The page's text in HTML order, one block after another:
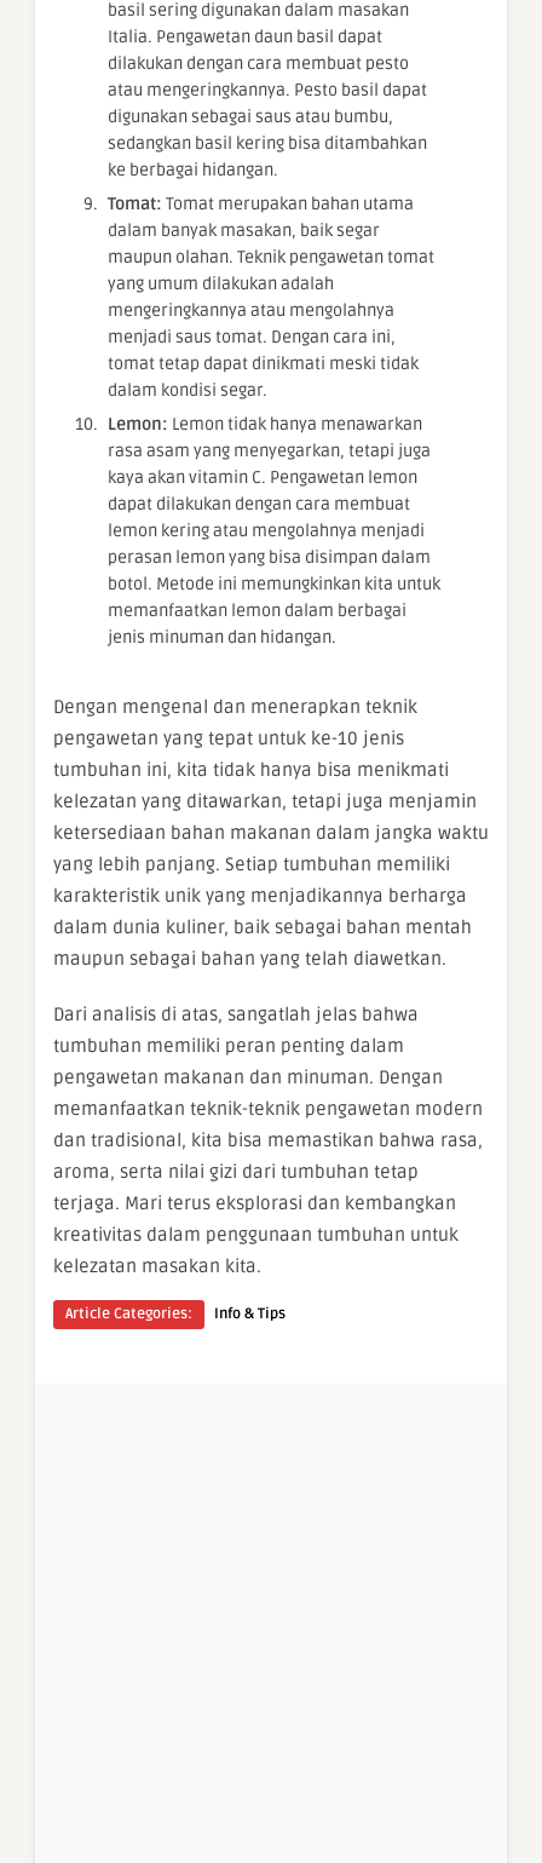
basil sering digunakan dalam masakan
Italia. Pengawetan daun basil dapat
dilakukan dengan cara membuat pesto
atau mengeringkannya. Pesto basil dapat
digunakan sebagai saus atau bumbu,
sedangkan basil kering bisa ditambahkan
ke berbagai hidangan.
Tomat: Tomat merupakan bahan utama
dalam banyak masakan, baik segar
maupun olahan. Teknik pengawetan tomat
yang umum dilakukan adalah
mengeringkannya atau mengolahnya
menjadi saus tomat. Dengan cara ini,
tomat tetap dapat dinikmati meski tidak
dalam kondisi segar.
Lemon: Lemon tidak hanya menawarkan
rasa asam yang menyegarkan, tetapi juga
kaya akan vitamin C. Pengawetan lemon
dapat dilakukan dengan cara membuat
lemon kering atau mengolahnya menjadi
perasan lemon yang bisa disimpan dalam
botol. Metode ini memungkinkan kita untuk
memanfaatkan lemon dalam berbagai
jenis minuman dan hidangan.
Dengan mengenal dan menerapkan teknik
pengawetan yang tepat untuk ke-10 jenis
tumbuhan ini, kita tidak hanya bisa menikmati
kelezatan yang ditawarkan, tetapi juga menjamin
ketersediaan bahan makanan dalam jangka waktu
yang lebih panjang. Setiap tumbuhan memiliki
karakteristik unik yang menjadikannya berharga
dalam dunia kuliner, baik sebagai bahan mentah
maupun sebagai bahan yang telah diawetkan.
Dari analisis di atas, sangatlah jelas bahwa
tumbuhan memiliki peran penting dalam
pengawetan makanan dan minuman. Dengan
memanfaatkan teknik-teknik pengawetan modern
dan tradisional, kita bisa memastikan bahwa rasa,
aroma, serta nilai gizi dari tumbuhan tetap
terjaga. Mari terus eksplorasi dan kembangkan
kreativitas dalam penggunaan tumbuhan untuk
kelezatan masakan kita.
Article Categories: Info & Tips